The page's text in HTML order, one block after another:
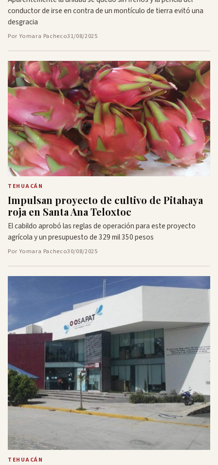
conductor de irse en contra de un montículo de tierra evitó una
desgracia
Por Yomara Pacheco31/08/2025
TEHUACÁN
Impulsan proyecto de cultivo de Pitahaya
roja en Santa Ana Teloxtoc
El cabildo aprobó las reglas de operación para este proyecto
agrícola y un presupuesto de 329 mil 350 pesos
Por Yomara Pacheco30/08/2025
TEHUACÁN